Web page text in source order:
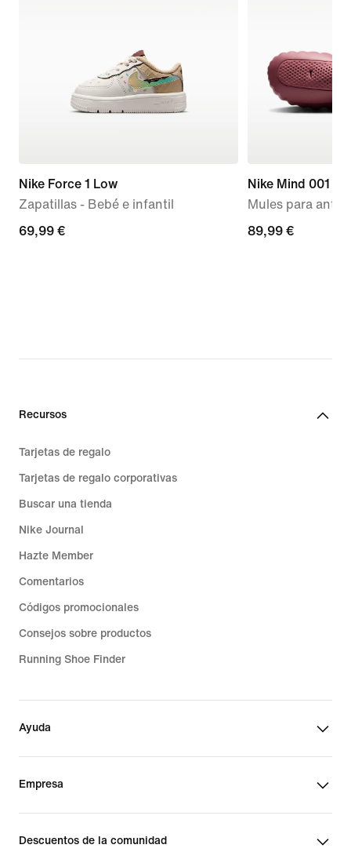
Nike Force 1 Low
Zapatillas - Bebé e infantil
69,99 €
69,99 €
Nike Mind 001
Mules para
89,99 €
89,99 €
Recursos
Tarjetas de regalo
Tarjetas de regalo corporativas
Buscar una tienda
Nike Journal
Hazte Member
Comentarios
Códigos promocionales
Consejos sobre productos
Running Shoe Finder
Ayuda
Empresa
Descuentos de la comunidad